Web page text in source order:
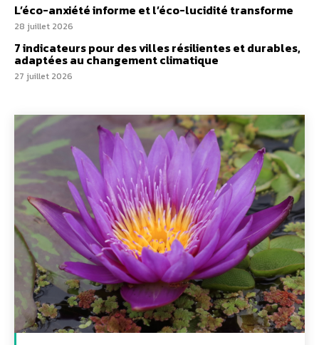
L’éco-anxiété informe et l’éco-lucidité transforme
28 juillet 2026
7 indicateurs pour des villes résilientes et durables,
adaptées au changement climatique
27 juillet 2026